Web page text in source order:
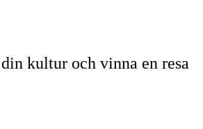
kultur och vinna en resa